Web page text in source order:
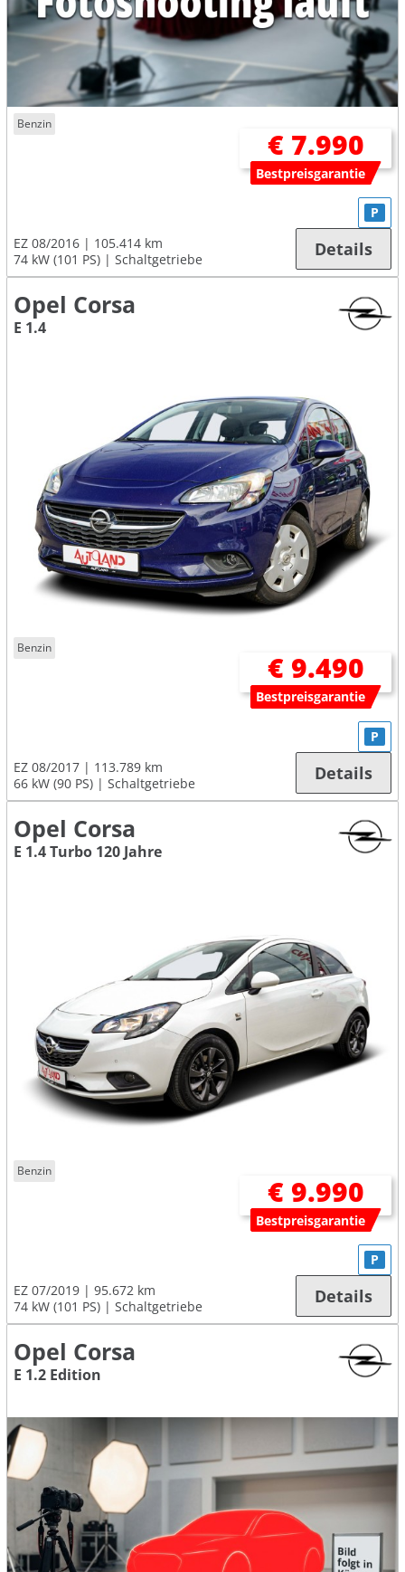
Benzin
€ 7.990
Bestpreisgarantie
EZ 08/2016
105.414 km
74 kW (101 PS)
Schaltgetriebe
P
Details
Opel Corsa
E 1.4
Benzin
€ 9.490
Bestpreisgarantie
EZ 08/2017
113.789 km
66 kW (90 PS)
Schaltgetriebe
P
Details
Opel Corsa
E 1.4 Turbo 120 Jahre
Benzin
€ 9.990
Bestpreisgarantie
EZ 07/2019
95.672 km
74 kW (101 PS)
Schaltgetriebe
P
Details
Opel Corsa
E 1.2 Edition